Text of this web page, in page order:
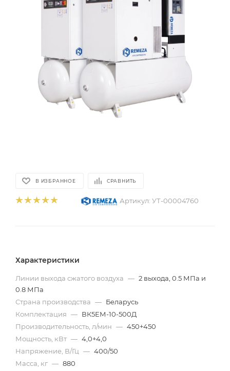
В ИЗБРАННОЕ СРАВНИТЬ
Артикул: УТ-00004760
Характеристики
Линии выхода сжатого воздуха — 2 выхода, 0.5 МПа и
0.8 МПа
Страна производства — Беларусь
Комплектация — ВК5ЕМ-10-500Д
Производительность, л/мин — 450+450
Мощность, кВт — 4,0+4,0
Напряжение, В/Гц — 400/50
Масса, кг — 880